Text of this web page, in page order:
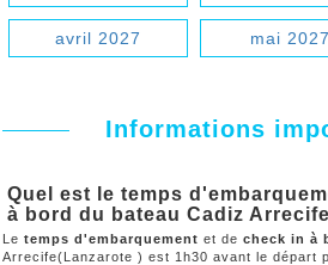
avril 2027 mai 2027
Informations
Quel est le temps
à bord du bateau Cadiz
Le temps d'embarquement et de check in à
Arrecife(Lanzarote ) est 1h30 avant le départ